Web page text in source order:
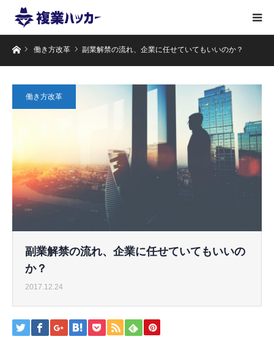
ホーム働き方改革 副業解禁の流れ、企業に任せていてもいいのか？
働き方改革
副業解禁の流れ、企業に任せていてもいいの
か？
2017.12.24